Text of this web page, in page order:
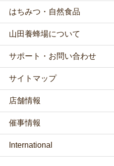
はちみつ・自然食品
山田養蜂場について
サポート・お問い合わせ
サイトマップ
店舗情報
催事情報
International